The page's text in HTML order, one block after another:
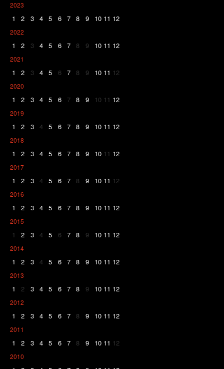
2023
1 2 3 4 5 6 7 8 9 10 11 12
2022
1 2 3 4 5 6 7 8 9 10 11 12
2021
1 2 3 4 5 6 7 8 9 10 11 12
2020
1 2 3 4 5 6 7 8 9 10 11 12
2019
1 2 3 4 5 6 7 8 9 10 11 12
2018
1 2 3 4 5 6 7 8 9 10 11 12
2017
1 2 3 4 5 6 7 8 9 10 11 12
2016
1 2 3 4 5 6 7 8 9 10 11 12
2015
1 2 3 4 5 6 7 8 9 10 11 12
2014
1 2 3 4 5 6 7 8 9 10 11 12
2013
1 2 3 4 5 6 7 8 9 10 11 12
2012
1 2 3 4 5 6 7 8 9 10 11 12
2011
1 2 3 4 5 6 7 8 9 10 11 12
2010